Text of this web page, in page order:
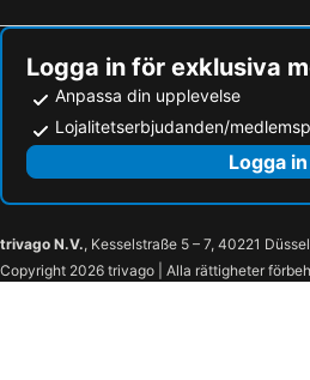
Logga in för exklusiva
Anpassa din upplevelse
Lojalitetserbjudanden/
Logga in
trivago N.V., Kesselstraße 5 – 7, 40221
Copyright 2026 trivago | Alla rättigheter